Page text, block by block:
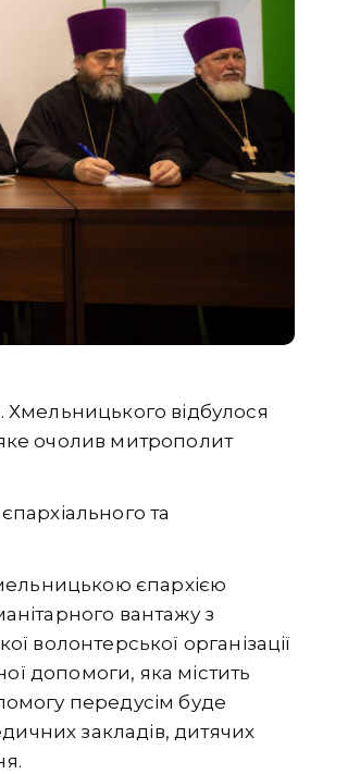
Хмельницького відбулося
очолив митрополит
та
єпархією
вантажу з
волонтерської організації
допомоги, яка містить
передусім буде
закладів, дитячих